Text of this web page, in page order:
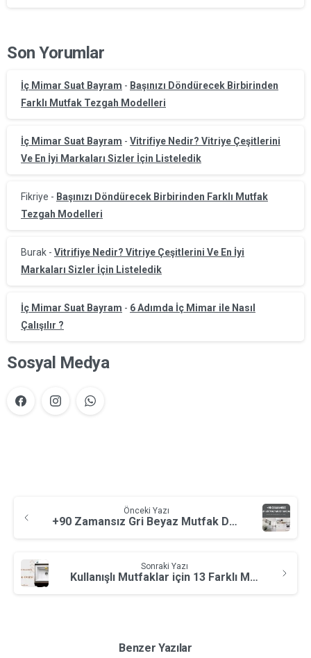
Son Yorumlar
İç Mimar Suat Bayram - Başınızı Döndürecek Birbirinden
Farklı Mutfak Tezgah Modelleri
İç Mimar Suat Bayram - Vitrifiye Nedir? Vitriye Çeşitlerini
Ve En İyi Markaları Sizler İçin Listeledik
Fikriye - Başınızı Döndürecek Birbirinden Farklı Mutfak
Tezgah Modelleri
Burak - Vitrifiye Nedir? Vitriye Çeşitlerini Ve En İyi
Markaları Sizler İçin Listeledik
İç Mimar Suat Bayram - 6 Adımda İç Mimar ile Nasıl
Çalışılır ?
Sosyal Medya
Önceki Yazı
+90 Zamansız Gri Beyaz Mutfak Dekorasyonu
Sonraki Yazı
Kullanışlı Mutfaklar için 13 Farklı Mutfak Evyeleri
Benzer Yazılar